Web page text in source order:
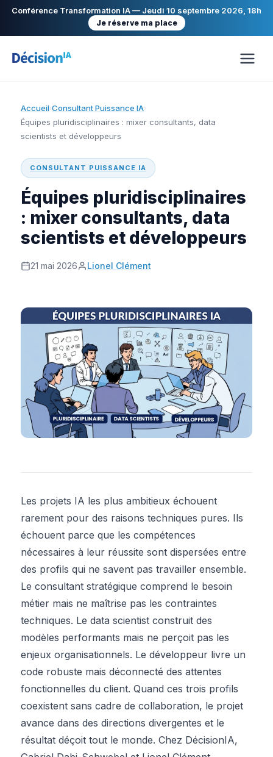
Conférence Transformation IA — Jeudi 10 septembre 2026, 18h
Je réserve ma place
Accueil›Consultant Puissance IA›
Équipes pluridisciplinaires : mixer consultants, data
scientists et développeurs
CONSULTANT PUISSANCE IA
Équipes pluridisciplinaires
: mixer consultants, data
scientists et développeurs
21 mai 2026 Lionel Clément
Les projets IA les plus ambitieux échouent
rarement pour des raisons techniques pures. Ils
échouent parce que les compétences
nécessaires à leur réussite sont dispersées entre
des profils qui ne savent pas travailler ensemble.
Le consultant stratégique comprend le besoin
métier mais ne maîtrise pas les contraintes
techniques. Le data scientist construit des
modèles performants mais ne perçoit pas les
enjeux organisationnels. Le développeur livre un
code robuste mais déconnecté des attentes
fonctionnelles du client. Quand ces trois profils
coexistent sans cadre de collaboration, le projet
avance dans des directions divergentes et le
résultat déçoit tout le monde. Chez DécisionIA,